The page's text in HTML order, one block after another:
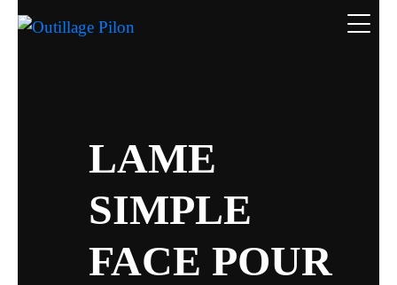
LAME
SIMPLE
FACE POUR